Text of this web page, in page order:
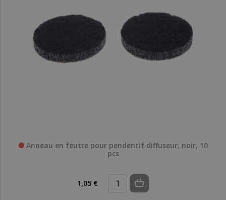
Anneau en feutre pour pendentif diffuseur, noir, 10
pcs
1,05 €